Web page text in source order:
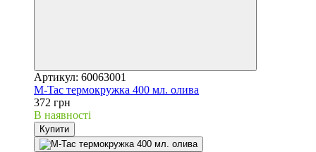
Артикул: 60063001
M-Tac термокружка 400 мл. олива
372 грн
В наявності
Купити